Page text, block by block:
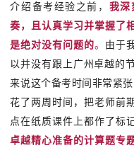
介绍备考经验之前， 我深
奏，且认真学习并掌握了
是绝对没有问题的。 由于
以并没有跟上广州卓越的
来说这个备考时间非常紧张
花了两周时间，把老师前
点在纸质课件上都作了标
卓越精心准备的计算题专